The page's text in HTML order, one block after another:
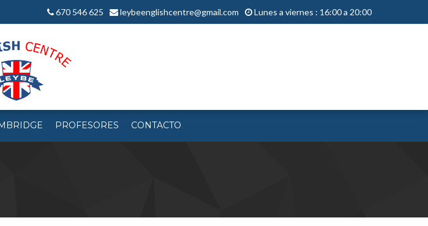
670 546 625 leybeenglishcentre@gmail.com Lunes a viernes : 16:00 a 20:00
PROFESORES CONTACTO